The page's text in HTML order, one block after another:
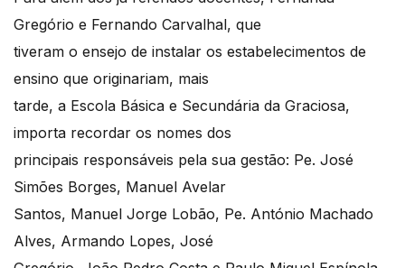
Gregório e Fernando Carvalhal, que
tiveram o ensejo de instalar os estabelecimentos de
ensino que originariam, mais
tarde, a Escola Básica e Secundária da Graciosa,
importa recordar os nomes dos
principais responsáveis pela sua gestão: Pe. José
Simões Borges, Manuel Avelar
Santos, Manuel Jorge Lobão, Pe. António Machado
Alves, Armando Lopes, José